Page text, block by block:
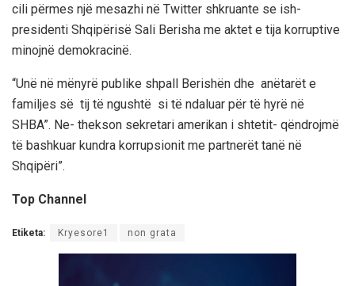
cili përmes një mesazhi në Twitter shkruante se ish-
presidenti Shqipërisë Sali Berisha me aktet e tija korruptive
minojnë demokracinë.
“Unë në mënyrë publike shpall Berishën dhe anëtarët e
familjes së tij të ngushtë si të ndaluar për të hyrë në
SHBA”. Ne- thekson sekretari amerikan i shtetit- qëndrojmë
të bashkuar kundra korrupsionit me partnerët tanë në
Shqipëri”.
Top Channel
Etiketa: Kryesore1 non grata